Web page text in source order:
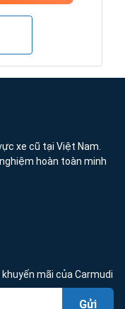
xe cũ tại Việt Nam.
hoàn toàn minh
mãi của Carmudi
Gửi